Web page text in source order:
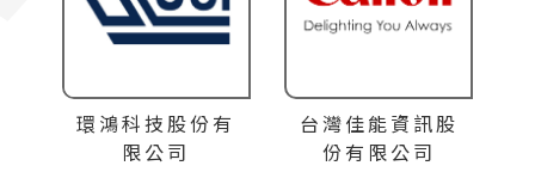
環鴻科技股份有
限公司
台灣佳能資訊股
份有限公司